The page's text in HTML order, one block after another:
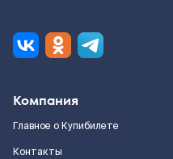
Компания
Главное о Купибилете
Контакты